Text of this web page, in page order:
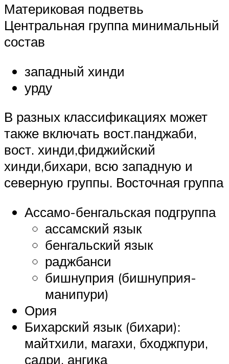
Материковая подветвь
Центральная группа минимальный
состав
западный хинди
урду
В разных классификациях может
также включать вост.панджаби,
вост. хинди,фиджийский
хинди,бихари, всю западную и
северную группы. Восточная группа
Ассамо-бенгальская подгруппа
ассамский язык
бенгальский язык
раджбанси
бишнуприя (бишнуприя-
манипури)
Ория
Бихарский язык (бихари):
майтхили, магахи, бходжпури,
садри, ангика